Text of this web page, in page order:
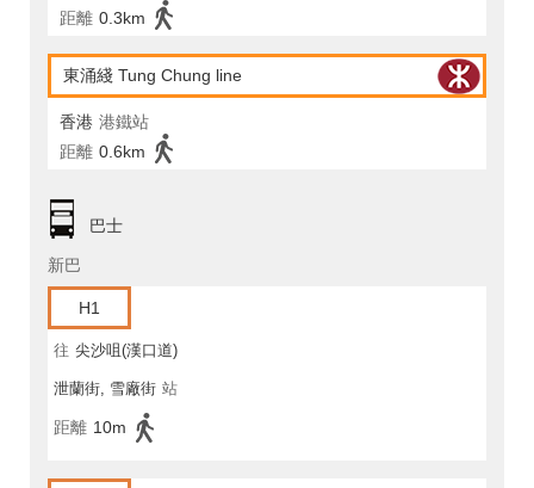
距離 0.3km
東涌綫 Tung Chung line
香港 港鐵站
距離 0.6km
巴士
新巴
H1
往 尖沙咀(漢口道)
泄蘭街, 雪廠街 站
距離 10m